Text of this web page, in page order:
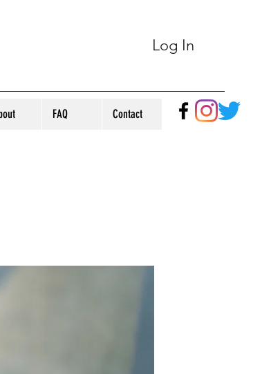
Log In
FAQ Contact